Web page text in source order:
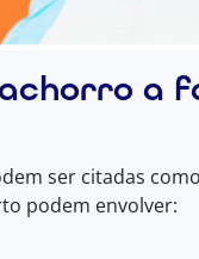
a
ser citadas
podem envolver: